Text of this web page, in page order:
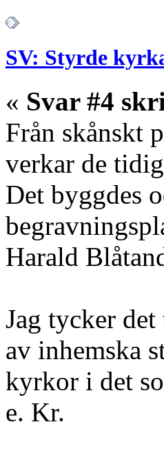
SV: Styrde
« Svar #4
Från skånskt
verkar de
Det byggdes
Harald
Jag tycker
av inhemska
kyrkor i det
e. Kr.